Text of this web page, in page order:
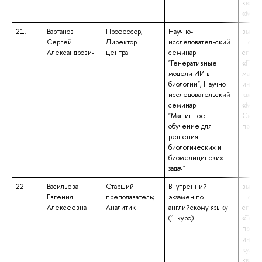
21.
Вартанов
Сергей
Александрович
Профессор;
Директор
центра
Научно-
исследовательский
семинар
"Генеративные
модели ИИ в
биологии", Научно-
исследовательский
семинар
"Машинное
обучение для
решения
биологических и
биомедицинских
задач"
–
22.
Васильева
Евгения
Алексеевна
Старший
преподаватель;
Аналитик
Внутренний
экзамен по
английскому языку
(1 курс)
–